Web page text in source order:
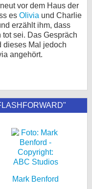
vor dem Haus der
es Olivia und Charlie
erzählt ihm, dass
sei. Das Gespräch
dieses Mal jedoch
angehört.
Mark Benford
Einstellungen